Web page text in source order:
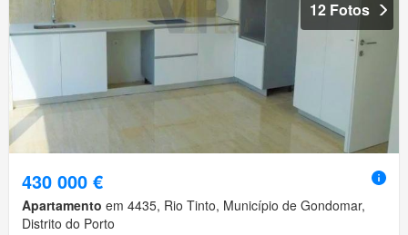
12 Fotos
430 000 €
Apartamento em 4435, Rio Tinto, Município de Gondomar,
Distrito do Porto